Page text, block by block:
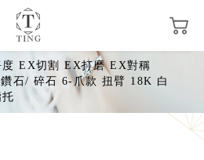
EX切割 EX打磨 EX對稱
石/ 碎石 6-爪款 扭臂 18K 白